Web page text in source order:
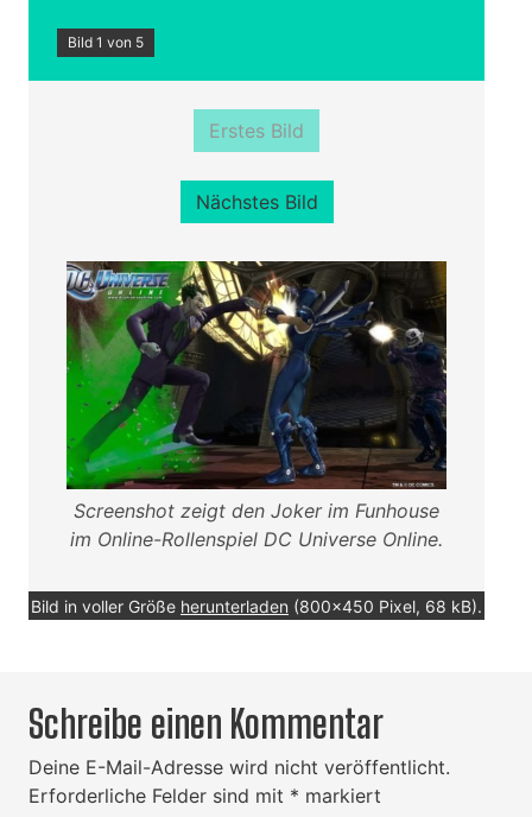
Bild 1 von 5
Erstes Bild
Nächstes Bild
Screenshot zeigt den Joker im Funhouse
im Online-Rollenspiel DC Universe Online.
Bild in voller Größe herunterladen (800x450 Pixel, 68 kB).
Schreibe einen Kommentar
Deine E-Mail-Adresse wird nicht veröffentlicht.
Erforderliche Felder sind mit * markiert